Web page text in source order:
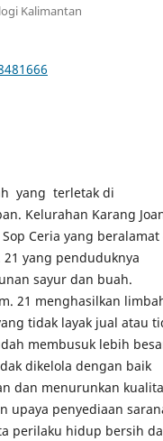
Kalimantan
yang terletak di
Kelurahan Karang
Ceria yang beralamat
21 yang penduduknya
sayur dan buah.
21 menghasilkan
tidak layak jual atau
membusuk lebih
dikelola dengan baik
dan menurunkan
upaya penyediaan
perilaku hidup bersih